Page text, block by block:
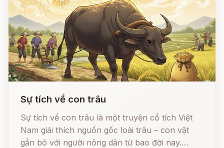
Sự tích về con trâu
Sự tích về con trâu là một truyện cổ tích Việt
Nam giải thích nguồn gốc loài trâu – con vật
gắn bó với người nông dân từ bao đời nay.